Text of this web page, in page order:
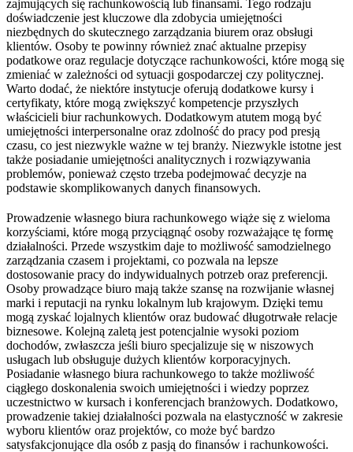
zajmujących się rachunkowością lub finansami. Tego rodzaju
doświadczenie jest kluczowe dla zdobycia umiejętności
niezbędnych do skutecznego zarządzania biurem oraz obsługi
klientów. Osoby te powinny również znać aktualne przepisy
podatkowe oraz regulacje dotyczące rachunkowości, które mogą się
zmieniać w zależności od sytuacji gospodarczej czy politycznej.
Warto dodać, że niektóre instytucje oferują dodatkowe kursy i
certyfikaty, które mogą zwiększyć kompetencje przyszłych
właścicieli biur rachunkowych. Dodatkowym atutem mogą być
umiejętności interpersonalne oraz zdolność do pracy pod presją
czasu, co jest niezwykle ważne w tej branży. Niezwykle istotne jest
także posiadanie umiejętności analitycznych i rozwiązywania
problemów, ponieważ często trzeba podejmować decyzje na
podstawie skomplikowanych danych finansowych.
Prowadzenie własnego biura rachunkowego wiąże się z wieloma
korzyściami, które mogą przyciągnąć osoby rozważające tę formę
działalności. Przede wszystkim daje to możliwość samodzielnego
zarządzania czasem i projektami, co pozwala na lepsze
dostosowanie pracy do indywidualnych potrzeb oraz preferencji.
Osoby prowadzące biuro mają także szansę na rozwijanie własnej
marki i reputacji na rynku lokalnym lub krajowym. Dzięki temu
mogą zyskać lojalnych klientów oraz budować długotrwałe relacje
biznesowe. Kolejną zaletą jest potencjalnie wysoki poziom
dochodów, zwłaszcza jeśli biuro specjalizuje się w niszowych
usługach lub obsługuje dużych klientów korporacyjnych.
Posiadanie własnego biura rachunkowego to także możliwość
ciągłego doskonalenia swoich umiejętności i wiedzy poprzez
uczestnictwo w kursach i konferencjach branżowych. Dodatkowo,
prowadzenie takiej działalności pozwala na elastyczność w zakresie
wyboru klientów oraz projektów, co może być bardzo
satysfakcjonujące dla osób z pasją do finansów i rachunkowości.